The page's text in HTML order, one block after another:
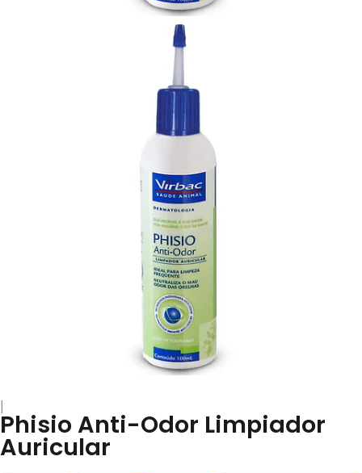
|
Phisio Anti-Odor Limpiador
Auricular